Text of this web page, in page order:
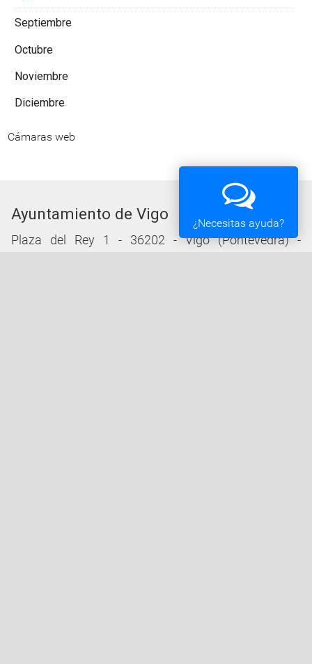
Septiembre
Octubre
Noviembre
Diciembre
Cámaras web
Ayuntamiento de Vigo
Plaza del Rey 1 - 36202 - Vigo (Pontevedra) -
¿Necesitas ayuda?